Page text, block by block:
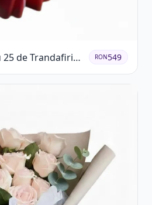
de Trandafiri
RON549